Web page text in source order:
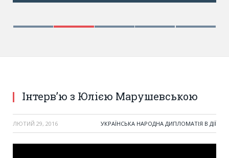
Інтерв’ю з Юлією Марушевською
ЛЮТИЙ 29, 2016 УКРАЇНСЬКА НАРОДНА ДИПЛОМАТІЯ В ДІЇ